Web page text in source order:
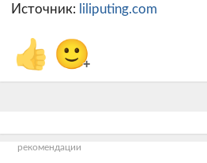
Источник: liliputing.com
👍 🙂+
рекомендации